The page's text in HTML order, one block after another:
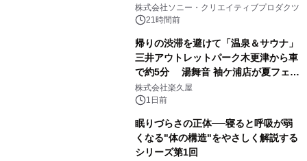
ラボレーション サウナイキタイコラ
ボグッズも発売決定！
株式会社ソニー・クリエイティブプロダクツ
21時間前
帰りの渋滞を避けて「温泉＆サウナ」
三井アウトレットパーク木更津から車
で約5分 湯舞音 袖ケ浦店が夏フェア
メニューを提供
株式会社楽久屋
1日前
眠りづらさの正体──寝ると呼吸が弱
くなる"体の構造"をやさしく解説する
シリーズ第1回